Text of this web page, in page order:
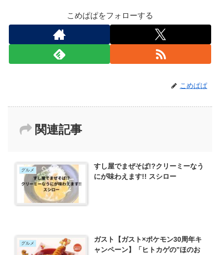
こめぱぱをフォローする
こめぱぱ
関連記事
グルメ
すし屋でまぜそば!?クリーミーなう
にが味わえます!! スシロー
グルメ
ガスト【ガスト×ポケモン30周年キ
ャンペーン】「ヒトカゲの”ほのお